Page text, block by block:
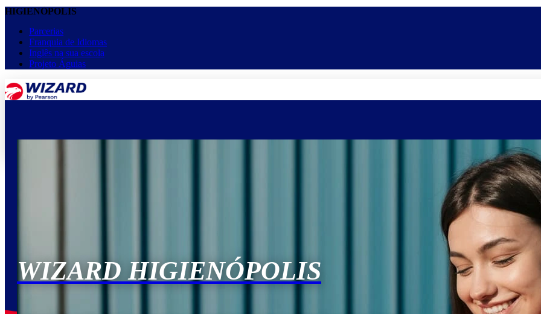
HIGIENÓPOLIS
Parcerias
Franquia de Idiomas
Inglês na sua escola
Projeto Águias
Equipe
WIZARD HIGIENÓPOLIS